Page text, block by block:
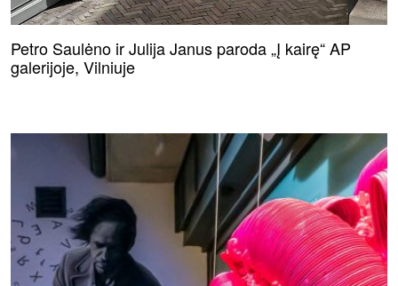
Petro Saulėno ir Julija Janus paroda „Į kairę“ AP
galerijoje, Vilniuje